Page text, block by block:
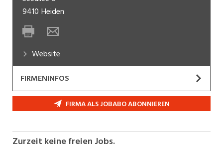
9410 Heiden
Website
FIRMENINFOS
Wir sind ein beliebtes und sympathisches
Viersternehaus im Appenzellerland mit
Als Wellness-, Kur- und Seminarhotel mit
Bankettbetrieb, Restaurant, Gartenterrasse, Bar
FIRMA ALS JOBABO ABONNIEREN
Zurzeit keine freien Jobs.